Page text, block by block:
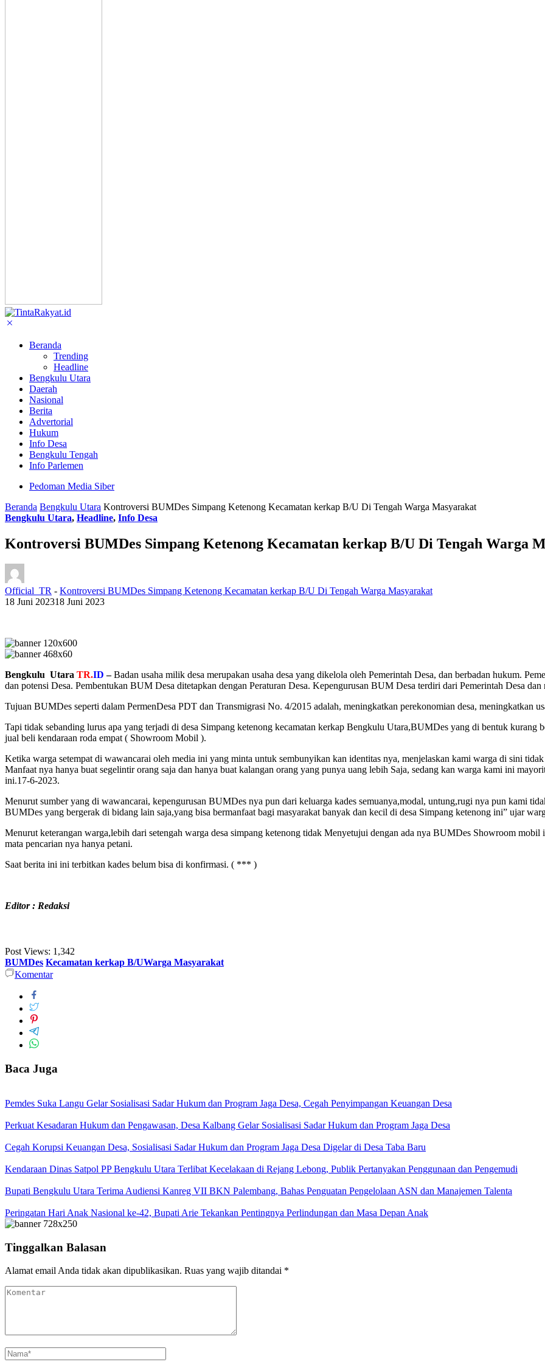
Beranda
Trending
Headline
Bengkulu Utara
Daerah
Nasional
Berita
Advertorial
Hukum
Info Desa
Bengkulu Tengah
Info Parlemen
Pedoman Media Siber
Beranda Bengkulu Utara Kontroversi BUMDes Simpang Ketenong Kecamatan kerkap B/U Di Tengah Warga Masyarakat
Bengkulu Utara, Headline, Info Desa
Kontroversi BUMDes Simpang Ketenong Kecamatan kerkap B/U Di Tengah Warga
Official_TR - Kontroversi BUMDes Simpang Ketenong Kecamatan kerkap B/U Di Tengah Warga Masyarakat
18 Juni 202318 Juni 2023
Bengkulu Utara TR.ID –Badan usaha milik desa merupakan usaha desa yang dikelola oleh Pemerintah Desa, dan berbadan hukum.
dan potensi Desa. Pembentukan BUM Desa ditetapkan dengan Peraturan Desa. Kepengurusan BUM Desa terdiri dari Pemerintah Desa dan
Tujuan BUMDes seperti dalam PermenDesa PDT dan Transmigrasi No. 4/2015 adalah, meningkatkan perekonomian desa, meningkatkan
Tapi tidak sebanding lurus apa yang terjadi di desa Simpang ketenong kecamatan kerkap Bengkulu Utara,BUMDes yang di bentuk kurang
jual beli kendaraan roda empat ( Showroom Mobil ).
Ketika warga setempat di wawancarai oleh media ini yang minta untuk sembunyikan kan identitas nya, menjelaskan kami warga di sini
Manfaat nya hanya buat segelintir orang saja dan hanya buat kalangan orang yang punya uang lebih Saja, sedang kan warga kami ini
ini.17-6-2023.
Menurut sumber yang di wawancarai, kepengurusan BUMDes nya pun dari keluarga kades semuanya,modal, untung,rugi nya pun kami
BUMDes yang bergerak di bidang lain saja,yang bisa bermanfaat bagi masyarakat banyak dan kecil di desa Simpang ketenong ini” ujar
Menurut keterangan warga,lebih dari setengah warga desa simpang ketenong tidak Menyetujui dengan ada nya BUMDes Showroom
mata pencarian nya hanya petani.
Saat berita ini ini terbitkan kades belum bisa di konfirmasi. ( *** )
Editor : Redaksi
Post Views: 1,342
BUMDes Kecamatan kerkap B/UWarga Masyarakat
Komentar
Baca Juga
Pemdes Suka Langu Gelar Sosialisasi Sadar Hukum dan Program Jaga Desa, Cegah Penyimpangan Keuangan Desa
Perkuat Kesadaran Hukum dan Pengawasan, Desa Kalbang Gelar Sosialisasi Sadar Hukum dan Program Jaga Desa
Cegah Korupsi Keuangan Desa, Sosialisasi Sadar Hukum dan Program Jaga Desa Digelar di Desa Taba Baru
Kendaraan Dinas Satpol PP Bengkulu Utara Terlibat Kecelakaan di Rejang Lebong, Publik Pertanyakan Penggunaan dan Pengemudi
Bupati Bengkulu Utara Terima Audiensi Kanreg VII BKN Palembang, Bahas Penguatan Pengelolaan ASN dan Manajemen Talenta
Peringatan Hari Anak Nasional ke-42, Bupati Arie Tekankan Pentingnya Perlindungan dan Masa Depan Anak
Tinggalkan Balasan
Alamat email Anda tidak akan dipublikasikan. Ruas yang wajib ditandai *